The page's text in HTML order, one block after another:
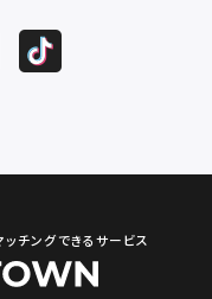
チングできるサービス